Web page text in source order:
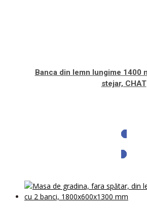
Banca din lemn lungime 1400
stejar, CHAT